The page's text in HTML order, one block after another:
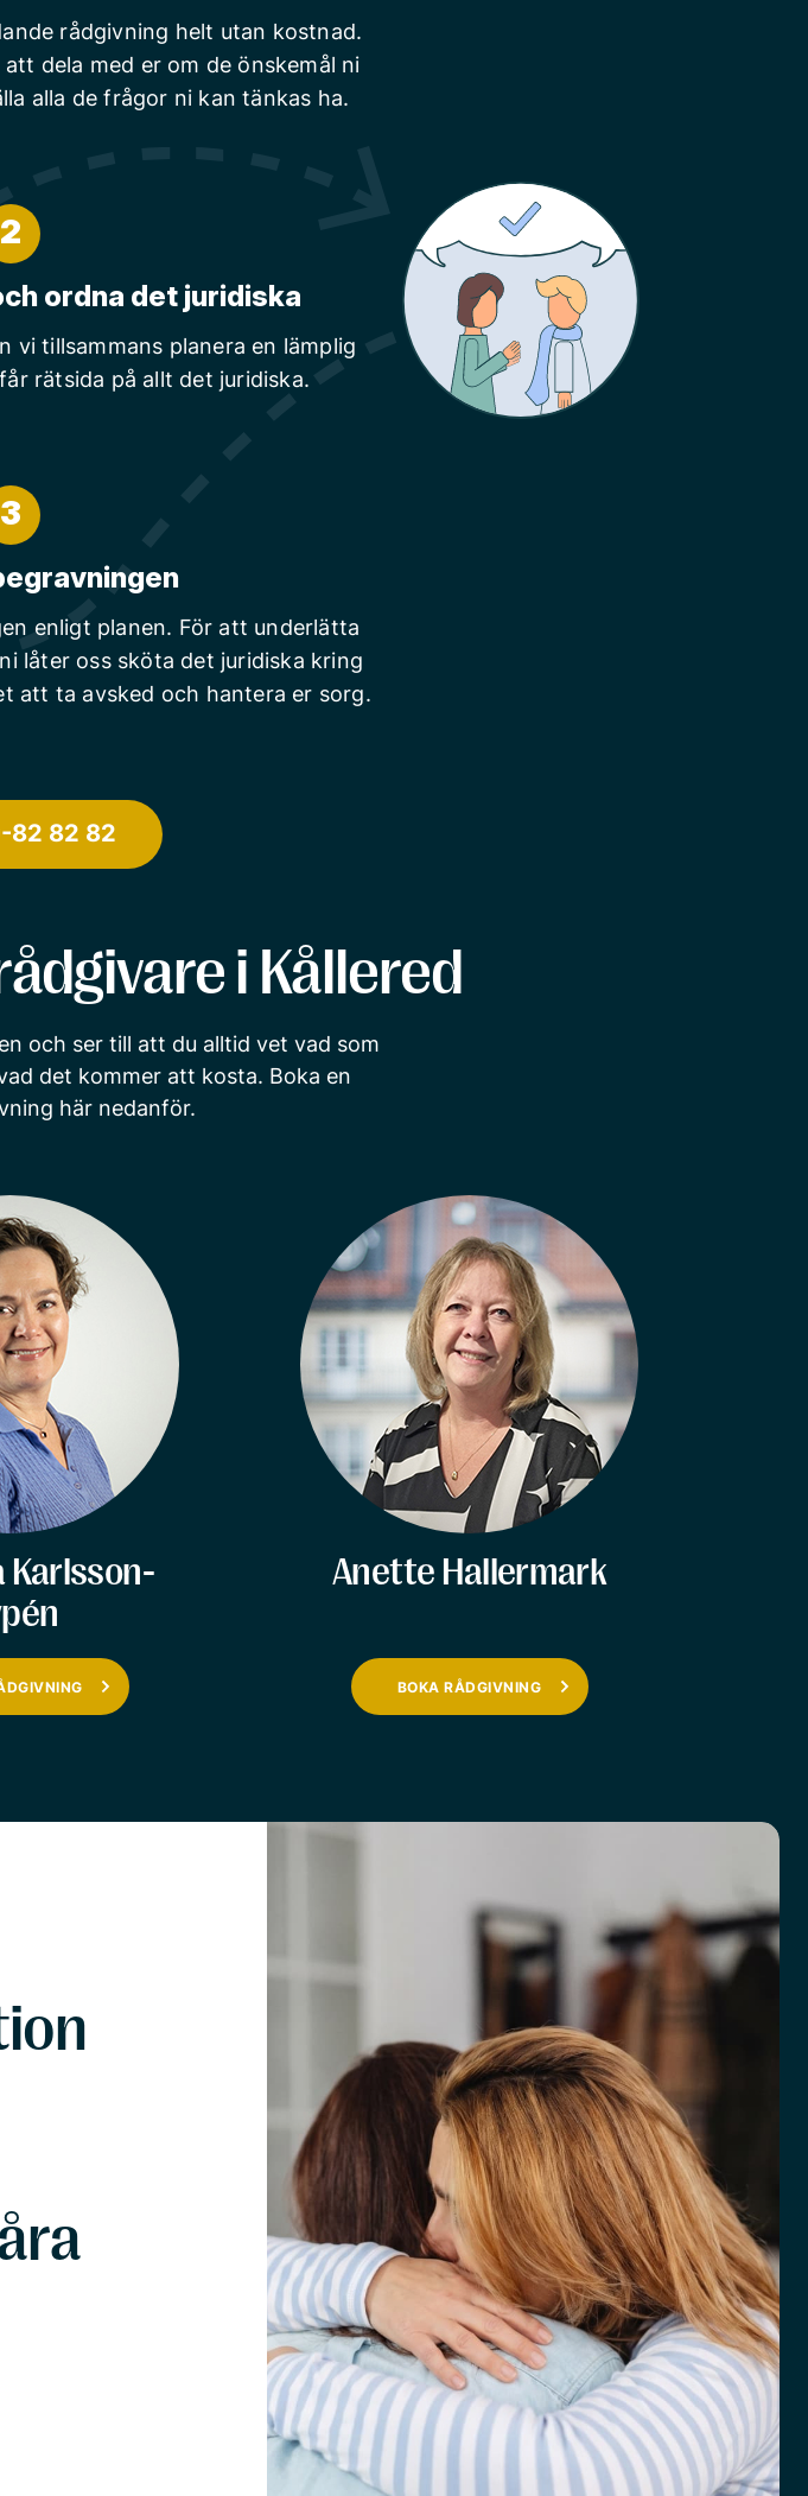
rådgivning helt utan kostnad.
dela med er om de önskemål ni
alla de frågor ni kan tänkas ha.
2
ordna det juridiska
vi tillsammans planera en lämplig
rätsida på allt det juridiska.
3
enligt planen. För att underlätta
låter oss sköta det juridiska kring
att ta avsked och hantera er sorg.
82 82 82
i Kållered
och ser till att du alltid vet vad som
det kommer att kosta. Boka en
här nedanför.
Karlsson-
Anette Hallermark
BOKA RÅDGIVNING